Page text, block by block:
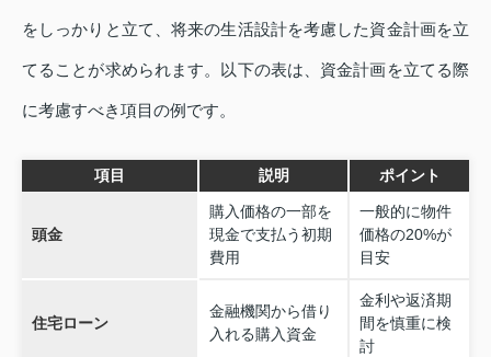
をしっかりと立て、将来の生活設計を考慮した資金計画を立
てることが求められます。以下の表は、資金計画を立てる際
に考慮すべき項目の例です。
項目 説明 ポイント
頭金
購入価格の一部を
現金で支払う初期
費用
一般的に物件
価格の20%が
目安
住宅ローン
金融機関から借り
入れる購入資金
金利や返済期
間を慎重に検
討